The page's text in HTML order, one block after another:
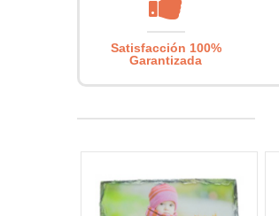
Satisfacción 100%
Garantizada